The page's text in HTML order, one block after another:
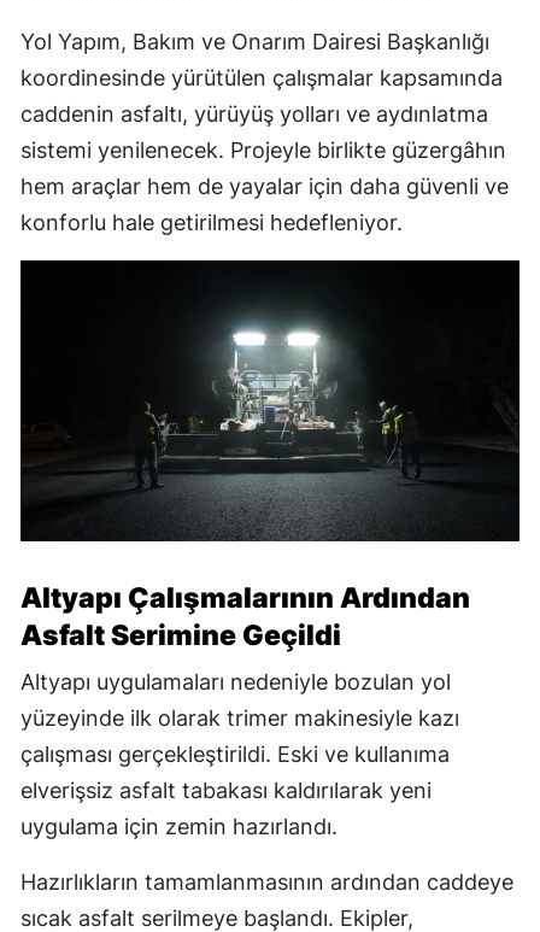
Yol Yapım, Bakım ve Onarım Dairesi Başkanlığı
koordinesinde yürütülen çalışmalar kapsamında
caddenin asfaltı, yürüyüş yolları ve aydınlatma
sistemi yenilenecek. Projeyle birlikte güzergâhın
hem araçlar hem de yayalar için daha güvenli ve
konforlu hale getirilmesi hedefleniyor.
Altyapı Çalışmalarının Ardından
Asfalt Serimine Geçildi
Altyapı uygulamaları nedeniyle bozulan yol
yüzeyinde ilk olarak trimer makinesiyle kazı
çalışması gerçekleştirildi. Eski ve kullanıma
elverişsiz asfalt tabakası kaldırılarak yeni
uygulama için zemin hazırlandı.
Hazırlıkların tamamlanmasının ardından caddeye
sıcak asfalt serilmeye başlandı. Ekipler,